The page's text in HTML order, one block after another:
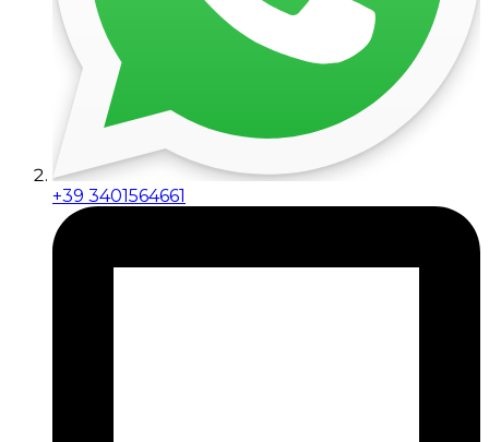
+39 3401564661